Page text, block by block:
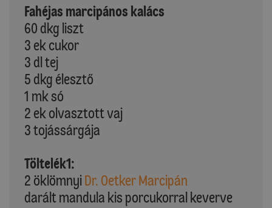
Fahéjas marcipános kalács
60 dkg liszt
3 ek cukor
3 dl tej
5 dkg élesztő
1 mk só
2 ek olvasztott vaj
3 tojássárgája
Töltelék1:
2 öklömnyiDr. Oetker Marcipán
darált mandula kis porcukorral keverve